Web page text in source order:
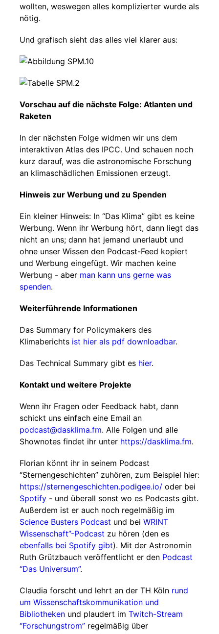
wollten, weswegen alles komplizierter wurde als
nötig.
Und grafisch sieht das alles viel klarer aus:
Vorschau auf die nächste Folge: Atlanten und
Raketen
In der nächsten Folge widmen wir uns dem
interaktiven Atlas des IPCC. Und schauen noch
kurz darauf, was die astronomische Forschung
an klimaschädlichen Emissionen erzeugt.
Hinweis zur Werbung und zu Spenden
Ein kleiner Hinweis: In “Das Klima” gibt es keine
Werbung. Wenn ihr Werbung hört, dann liegt das
nicht an uns; dann hat jemand unerlaubt und
ohne unser Wissen den Podcast-Feed kopiert
und Werbung eingefügt. Wir machen keine
Werbung - aber man kann uns gerne was
spenden.
Weiterführende Informationen
Das Summary for Policymakers des
Klimaberichts ist hier als pdf downloadbar.
Das Technical Summary gibt es hier.
Kontakt und weitere Projekte
Wenn ihr Fragen oder Feedback habt, dann
schickt uns einfach eine Email an
podcast@dasklima.fm. Alle Folgen und alle
Shownotes findet ihr unter https://dasklima.fm.
Florian könnt ihr in seinem Podcast
“Sternengeschichten” zuhören, zum Beispiel hier:
https://sternengeschichten.podigee.io/ oder bei
Spotify - und überall sonst wo es Podcasts gibt.
Außerdem ist er auch noch regelmäßig im
Science Busters Podcast und bei WRINT
Wissenschaft”-Podcast zu hören (den es
ebenfalls bei Spotify gibt). Mit der Astronomin
Ruth Grützbauch veröffentlicht er den Podcast
“Das Universum”.
Claudia forscht und lehrt an der TH Köln rund
um Wissenschaftskommunikation und
Bibliotheken und plaudert im Twitch-Stream
“Forschungstrom” regelmäßig über